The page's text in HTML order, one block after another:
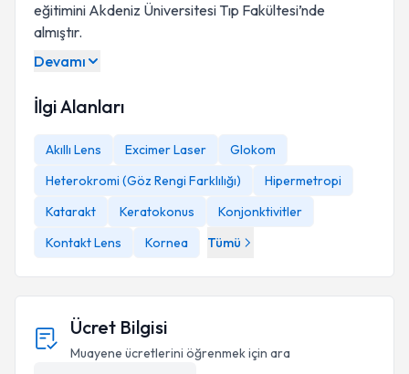
eğitimini Akdeniz Üniversitesi Tıp Fakültesi’nde
almıştır.
Devamı
İlgi Alanları
Akıllı Lens Excimer Laser
Glokom
Heterokromi (Göz Rengi Farklılığı)
Hipermetropi
Katarakt
Keratokonus
Konjonktivitler
Kontakt Lens
Kornea Tümü
Ücret Bilgisi
Muayene ücretlerini öğrenmek için ara